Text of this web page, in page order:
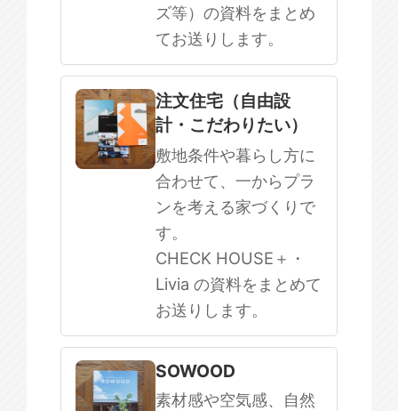
ズ等）の資料をまとめ
てお送りします。
注文住宅（自由設
計・こだわりたい）
敷地条件や暮らし方に
合わせて、一からプラ
ンを考える家づくりで
す。
CHECK HOUSE＋・
Livia の資料をまとめて
お送りします。
SOWOOD
素材感や空気感、自然